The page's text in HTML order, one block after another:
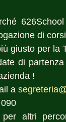
di
giusto per la
di
!
a
altri